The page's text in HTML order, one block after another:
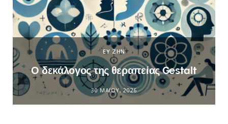
ΕΥ ΖΗΝ
Ο δεκάλογος της θεραπείας Gestalt
30 ΜΑΪ́ΟΥ, 2026